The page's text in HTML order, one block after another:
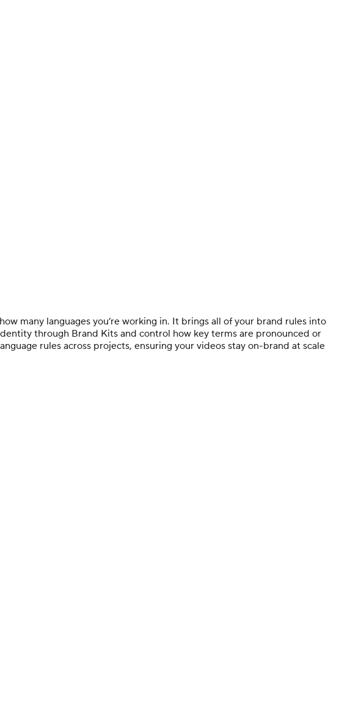
many languages you’re working in. It brings all of your brand rules into
through Brand Kits and control how key terms are pronounced or
rules across projects, ensuring your videos stay on-brand at scale